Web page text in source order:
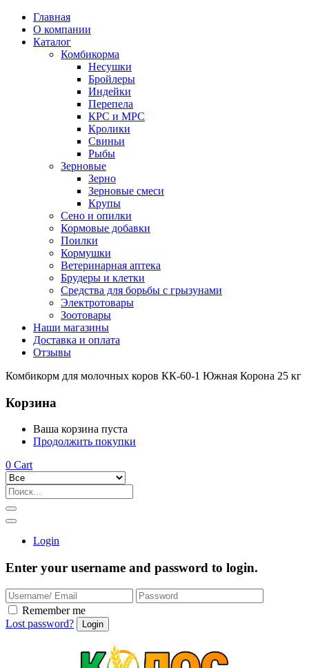
Главная
О компании
Каталог
Комбикорма
Несушки
Бройлеры
Индейки
Перепела
КРС и МРС
Кролики
Свиньи
Рыбы
Зерновые
Зерно
Зерновые смеси
Крупы
Сено и опилки
Кормовые добавки
Поилки
Кормушки
Ветеринарная аптека
Брудеры и клетки
Средства для борьбы с грызунами
Электротовары
Зоотовары
Наши магазины
Доставка и оплата
Отзывы
Комбикорм для молочных коров КК-60-1 Южная Корона 25 кг
Корзина
Ваша корзина пуста
Продолжить покупки
0 Cart
Login
Enter your username and password to login.
Remember me
Lost password?